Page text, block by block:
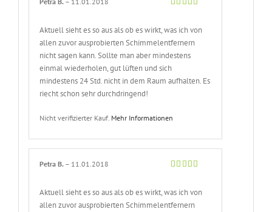
Aktuell sieht es so aus als ob es wirkt, was ich von
allen zuvor ausprobierten Schimmelentfernern
nicht sagen kann. Sollte man aber mindestens
einmal wiederholen, gut lüften und sich
mindestens 24 Std. nicht in dem Raum aufhalten. Es
riecht schon sehr durchdringend!
Nicht verifizierter Kauf. Mehr Informationen
Petra B. – 11.01.2018
Aktuell sieht es so aus als ob es wirkt, was ich von
allen zuvor ausprobierten Schimmelentfernern